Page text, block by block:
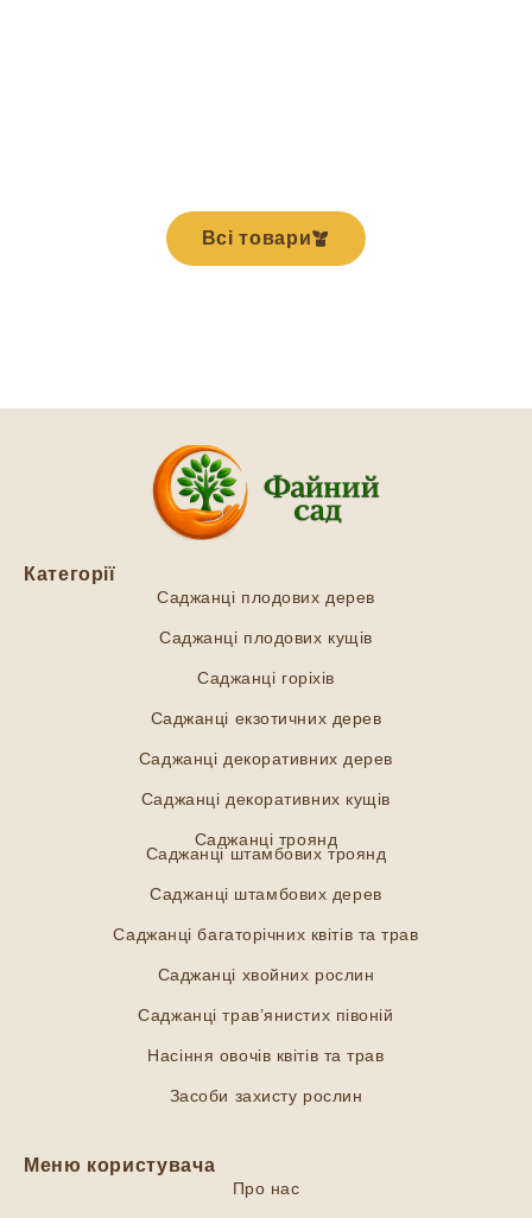
Всі товари
Категорії
Саджанці плодових дерев
Саджанці плодових кущів
Саджанці горіхів
Саджанці екзотичних дерев
Саджанці декоративних дерев
Саджанці декоративних кущів
Саджанці троянд
Саджанці штамбових троянд
Саджанці штамбових дерев
Саджанці багаторічних квітів та трав
Саджанці хвойних рослин
Саджанці трав’янистих півоній
Насіння овочів квітів та трав
Засоби захисту рослин
Меню користувача
Про нас